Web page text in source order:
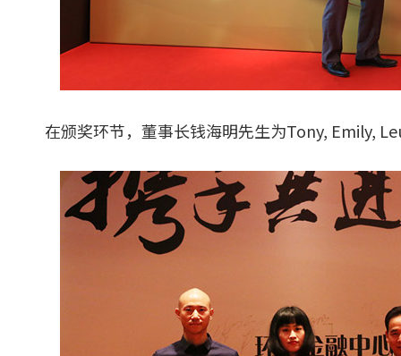
在颁奖环节，董事长钱海明先生为Tony, Emily,